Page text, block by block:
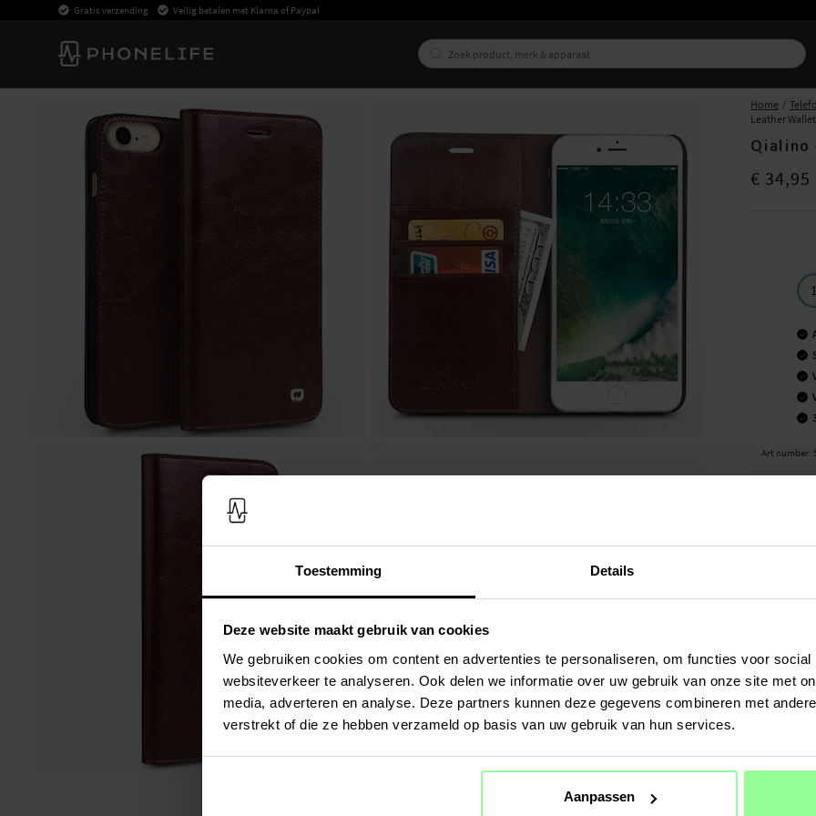
Toestemming Details
Deze website maakt gebruik van cookies
We gebruiken cookies om content en advertenties te personaliseren, om functies voor social
websiteverkeer te analyseren. Ook delen we informatie over uw gebruik van onze site met
media, adverteren en analyse. Deze partners kunnen deze gegevens combineren met
verstrekt of die ze hebben verzameld op basis van uw gebruik van hun services.
Aanpassen
Gratis verzending Veilig betalen met Klarna of Paypal
Home
Leather
Qialino
Prijs:€ 34,95
€ 34,95
Art number:
Geschikt
Geschikt
Materiaal:
Kleur: Bruin